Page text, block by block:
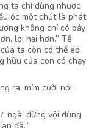
ta chỉ dùng nhược
óc một chút là phát
không chỉ có bảy
lợi hại hơn.” Tề
ta còn có thể ép
hữu của con có chạy
ra, mỉm cười nói:
ngài đừng vội dùng
đã.”